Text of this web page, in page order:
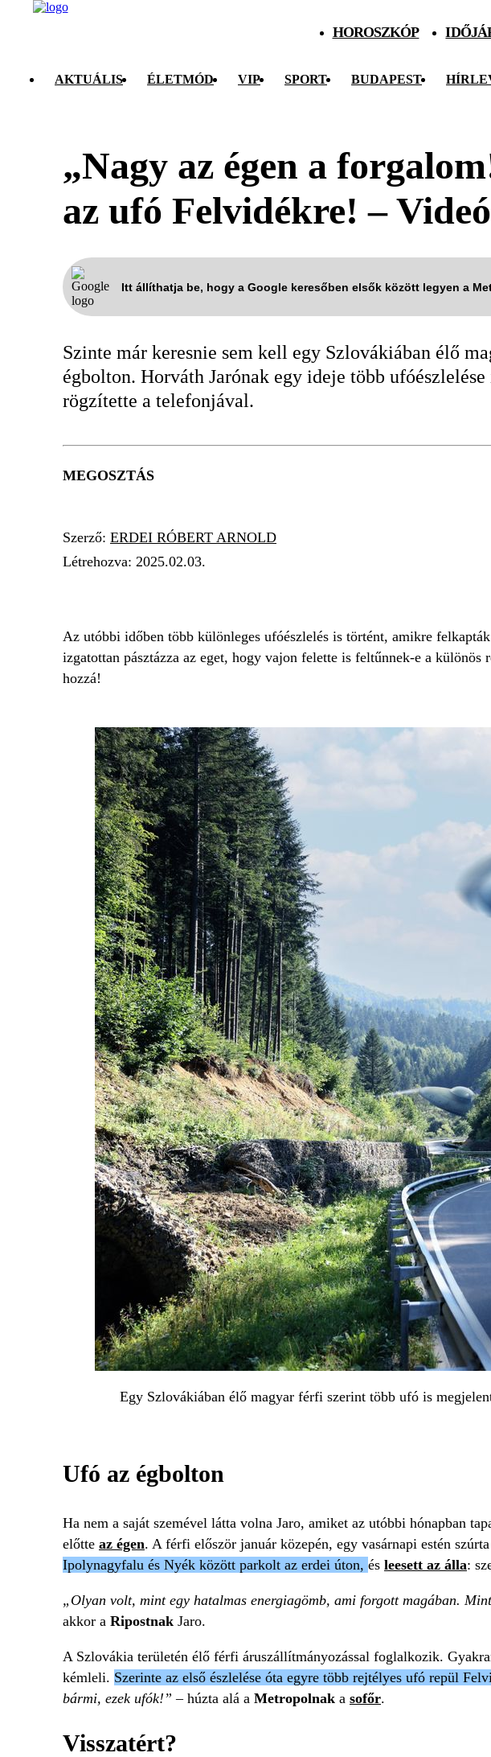
HOROSZKÓP
AKTUÁLIS ÉLETMÓD VIP SPORT BUDAPEST
„Nagy az égen a
az ufó Felvidékre! – Videó
Itt állíthatja be, hogy a Google keresőben elsők között legyen a
Szinte már keresnie sem kell egy Szlovákiában élő
égbolton. Horváth Jarónak egy ideje több
rögzítette a telefonjával.
MEGOSZTÁS
Szerző: ERDEI RÓBERT ARNOLD
Létrehozva: 2025.02.03.
Az utóbbi időben több különleges ufóészlelés is történt, amikre
izgatottan pásztázza az eget, hogy vajon felette is feltűnnek-e a különös
hozzá!
Egy Szlovákiában élő magyar férfi szerint több ufó is
Ufó az égbolton
Ha nem a saját szemével látta volna Jaro, amiket az utóbbi hónapban
előtte az égen. A férfi először január közepén, egy vasárnapi estén
Ipolynagyfalu és Nyék között parkolt az erdei úton, és leesett az álla:
„Olyan volt, mint egy hatalmas energiagömb, ami forgott magában.
akkor a Ripostnak Jaro.
A Szlovákia területén élő férfi áruszállítmányozással foglalkozik.
kémleli. Szerinte az első észlelése óta egyre több rejtélyes ufó repül
bármi, ezek ufók!” –húzta alá a Metropolnak a sofőr.
Visszatért?